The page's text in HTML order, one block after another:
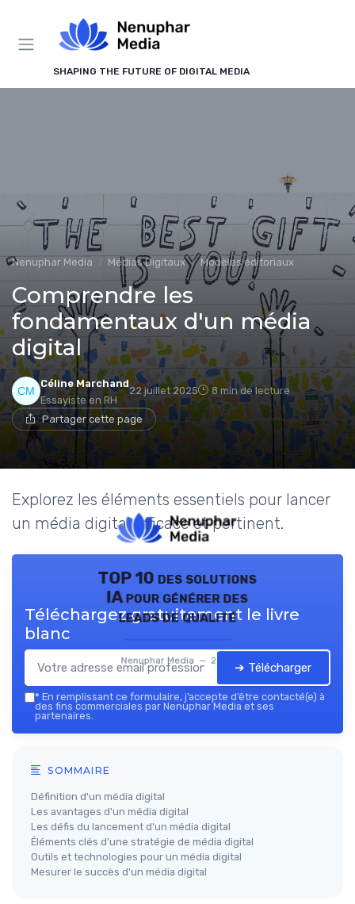
SHAPING THE FUTURE OF DIGITAL MEDIA
Nenuphar Media Médias Digitaux Modèles éditoriaux
Comprendre les
fondamentaux d'un média
digital
Céline Marchand
Essayiste en RH
22 juillet 2025 8 min de lecture
Partager cette page
Explorez les éléments essentiels pour lancer
un média digital efficace et pertinent.
TOP 10 des solutions
IA pour générer des
leads de qualité
Nenuphar Media — 2026
Téléchargez gratuitement le livre
blanc
➔ Télécharger
* En remplissant ce formulaire, j’accepte d’être contacté(e) à
des fins commerciales par Nenuphar Media et ses
partenaires.
SOMMAIRE
Définition d'un média digital
Les avantages d'un média digital
Les défis du lancement d'un média digital
Éléments clés d'une stratégie de média digital
Outils et technologies pour un média digital
Mesurer le succès d'un média digital